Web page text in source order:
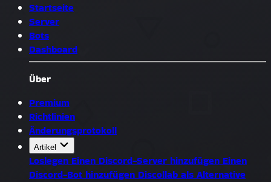
Startseite
Server
Bots
Dashboard
Über
Premium
Richtlinien
Änderungsprotokoll
Artikel
Loslegen Einen Discord-Server hinzufügen Einen
Discord-Bot hinzufügen Discollab als Alternative